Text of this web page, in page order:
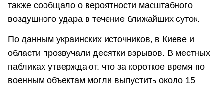
также сообщало о вероятности масштабного
воздушного удара в течение ближайших суток.
По данным украинских источников, в Киеве и
области прозвучали десятки взрывов. В местных
пабликах утверждают, что за короткое время по
военным объектам могли выпустить около 15